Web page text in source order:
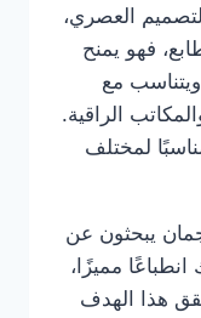
العصري،
فهو يمنح
مع
الراقية.
لمختلف
يبحثون عن
مميزًا،
هذا الهدف